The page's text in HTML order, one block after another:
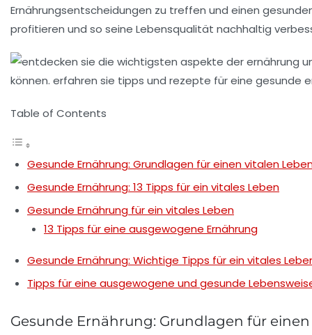
Ernährungsentscheidungen zu treffen und einen
profitieren und so seine Lebensqualität nachhaltig
Table of Contents
Gesunde Ernährung: Grundlagen für einen vitalen
Gesunde Ernährung: 13 Tipps für ein vitales Leben
Gesunde Ernährung für ein vitales Leben
13 Tipps für eine ausgewogene Ernährung
Gesunde Ernährung: Wichtige Tipps für ein vitales
Tipps für eine ausgewogene und gesunde
Gesunde Ernährung: Grundlagen für